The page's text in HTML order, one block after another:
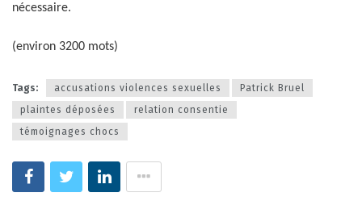
nécessaire.
(environ 3200 mots)
Tags: accusations violences sexuelles
Patrick Bruel
plaintes déposées
relation consentie
témoignages chocs